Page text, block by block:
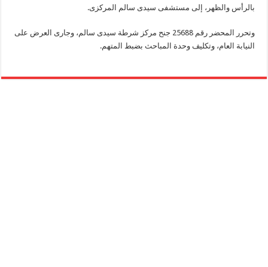
بالرأس والظهر، إلى مستشفى سيدى سالم المركزى.
وتحرر المحضر رقم 25688 جنح مركز شرطة سيدى سالم، وجارى العرض على
النيابة العام، وتكليف وحدة المباحث بضبط المتهم.